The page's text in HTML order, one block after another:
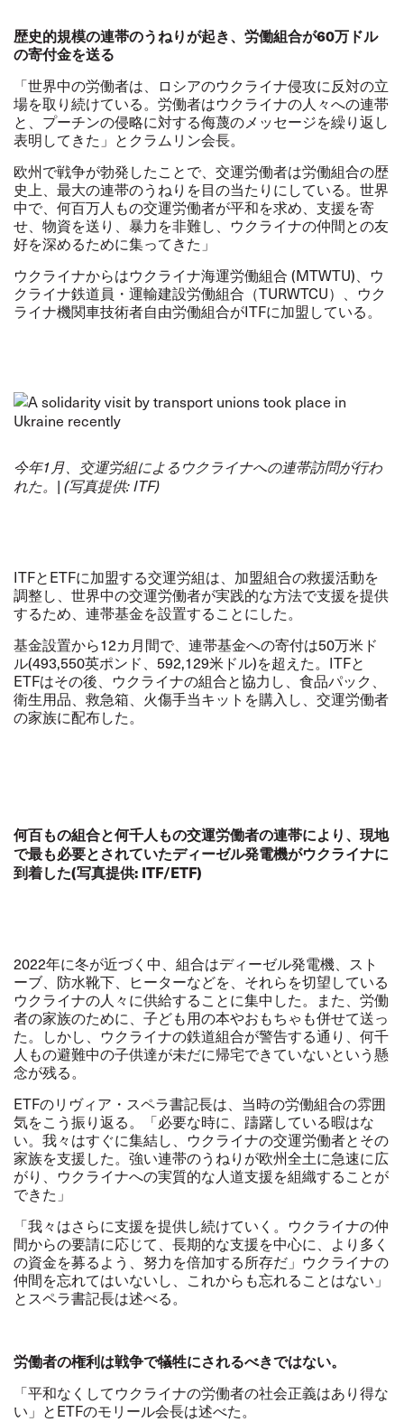
歴史的規模の連帯のうねりが起き、労働組合が60万ドル
の寄付金を送る
「世界中の労働者は、ロシアのウクライナ侵攻に反対の立
場を取り続けている。労働者はウクライナの人々への連帯
と、プーチンの侵略に対する侮蔑のメッセージを繰り返し
表明してきた」とクラムリン会長。
欧州で戦争が勃発したことで、交運労働者は労働組合の歴
史上、最大の連帯のうねりを目の当たりにしている。世界
中で、何百万人もの交運労働者が平和を求め、支援を寄
せ、物資を送り、暴力を非難し、ウクライナの仲間との友
好を深めるために集ってきた」
ウクライナからはウクライナ海運労働組合 (MTWTU)、ウ
クライナ鉄道員・運輸建設労働組合（TURWTCU）、ウク
ライナ機関車技術者自由労働組合がITFに加盟している。
今年1月、交運労組によるウクライナへの連帯訪問が行わ
れた。 | (写真提供: ITF)
ITFとETFに加盟する交運労組は、加盟組合の救援活動を
調整し、世界中の交運労働者が実践的な方法で支援を提供
するため、連帯基金を設置することにした。
基金設置から12カ月間で、連帯基金への寄付は50万米ド
ル(493,550英ポンド、592,129米ドル)を超えた。ITFと
ETFはその後、ウクライナの組合と協力し、食品パック、
衛生用品、救急箱、火傷手当キットを購入し、交運労働者
の家族に配布した。
何百もの組合と何千人もの交運労働者の連帯により、現地
で最も必要とされていたディーゼル発電機がウクライナに
到着した(写真提供: ITF/ETF)
2022年に冬が近づく中、組合はディーゼル発電機、スト
ーブ、防水靴下、ヒーターなどを、それらを切望している
ウクライナの人々に供給することに集中した。また、労働
者の家族のために、子ども用の本やおもちゃも併せて送っ
た。しかし、ウクライナの鉄道組合が警告する通り、何千
人もの避難中の子供達が未だに帰宅できていないという懸
念が残る。
ETFのリヴィア・スペラ書記長は、当時の労働組合の雰囲
気をこう振り返る。「必要な時に、躊躇している暇はな
い。我々はすぐに集結し、ウクライナの交運労働者とその
家族を支援した。強い連帯のうねりが欧州全土に急速に広
がり、ウクライナへの実質的な人道支援を組織することが
できた」
「我々はさらに支援を提供し続けていく。ウクライナの仲
間からの要請に応じて、長期的な支援を中心に、より多く
の資金を募るよう、努力を倍加する所存だ」ウクライナの
仲間を忘れてはいないし、これからも忘れることはない」
とスペラ書記長は述べる。
労働者の権利は戦争で犠牲にされるべきではない。
「平和なくしてウクライナの労働者の社会正義はあり得な
い」とETFのモリール会長は述べた。